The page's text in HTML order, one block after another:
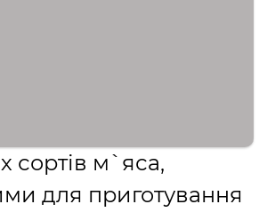
сортів м`яса,
для приготування